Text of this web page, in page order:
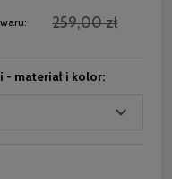
259,00 zł
- materiał i kolor: